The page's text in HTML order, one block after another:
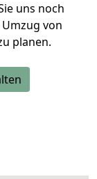
uns noch
von
planen.